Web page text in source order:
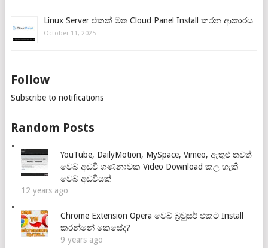
Linux Server එකක් මත Cloud Panel Install කරන ආකාරය
October 11, 2025
Follow
Subscribe to notifications
Random Posts
YouTube, DailyMotion, MySpace, Vimeo, ඇතුළු තවත්
වෙබ් අඩවි ගණනාවක Video Download කල හැකි
වෙබ් අඩවියක්
12 years ago
Chrome Extension Opera වෙබ් බ්‍රවුසර් එකට Install
කරන්නේ කෙසේද?
9 years ago